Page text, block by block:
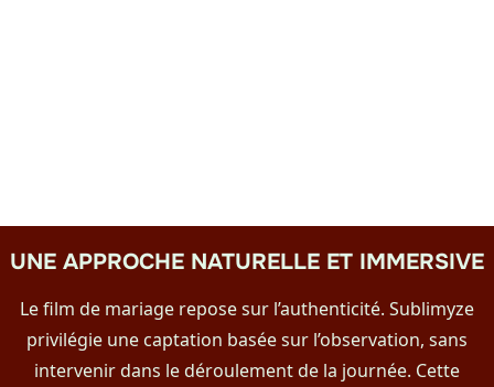
UNE APPROCHE NATURELLE ET IMMERSIVE
Le film de mariage repose sur l’authenticité. Sublimyze
privilégie une captation basée sur l’observation, sans
intervenir dans le déroulement de la journée. Cette